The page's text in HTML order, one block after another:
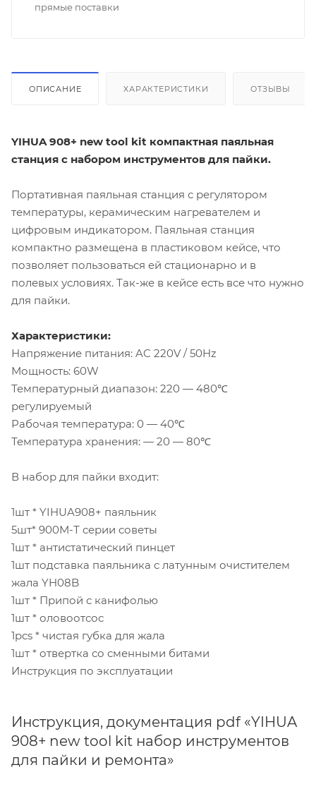
прямые поставки
ОПИСАНИЕ ХАРАКТЕРИСТИКИ ОТЗЫВЫ
YIHUA 908+ new tool kit компактная паяльная
станция с набором инструментов для пайки.
Портативная паяльная станция с регулятором
температуры, керамическим нагревателем и
цифровым индикатором. Паяльная станция
компактно размещена в пластиковом кейсе, что
позволяет пользоваться ей стационарно и в
полевых условиях. Так-же в кейсе есть все что нужно
для пайки.
Характеристики:
Напряжение питания: AC 220V / 50Hz
Мощность: 60W
Температурный диапазон: 220 — 480℃
регулируемый
Рабочая температура: 0 — 40℃
Температура хранения: — 20 — 80℃
В набор для пайки входит:
1шт * YIHUA908+ паяльник
5шт* 900М-Т серии советы
1шт * антистатический пинцет
1шт подставка паяльника с латунным очистителем
жала YH08B
1шт * Припой с канифолью
1шт * оловоотсос
1pcs * чистая губка для жала
1шт * отвертка со сменными битами
Инструкция по эксплуатации
Инструкция, документация pdf «YIHUA
908+ new tool kit набор инструментов
для пайки и ремонта»